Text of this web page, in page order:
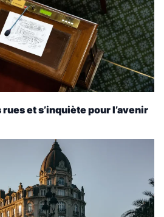
et s’inquiète pour l’avenir